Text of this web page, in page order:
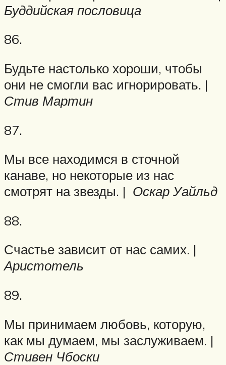
Буддийская пословица
86.
Будьте настолько хороши, чтобы
они не смогли вас игнорировать. |
Стив Мартин
87.
Мы все находимся в сточной
канаве, но некоторые из нас
смотрят на звезды. | Оскар Уайльд
88.
Счастье зависит от нас самих. |
Аристотель
89.
Мы принимаем любовь, которую,
как мы думаем, мы заслуживаем. |
Стивен Чбоски